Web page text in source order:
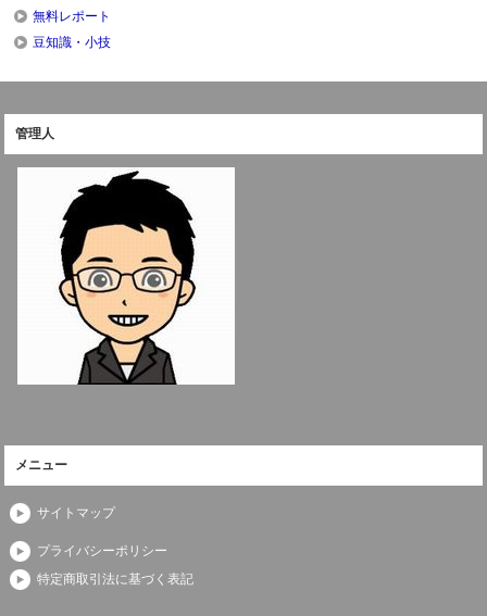
無料レポート
豆知識・小技
管理人
メニュー
サイトマップ
プライバシーポリシー
特定商取引法に基づく表記